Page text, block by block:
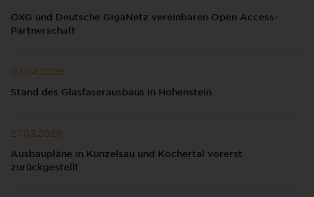
OXG und Deutsche GigaNetz vereinbaren Open Access-
Partnerschaft
07.04.2026
Stand des Glasfaserausbaus in Hohenstein
27.03.2026
Ausbaupläne in Künzelsau und Kochertal vorerst
zurückgestellt